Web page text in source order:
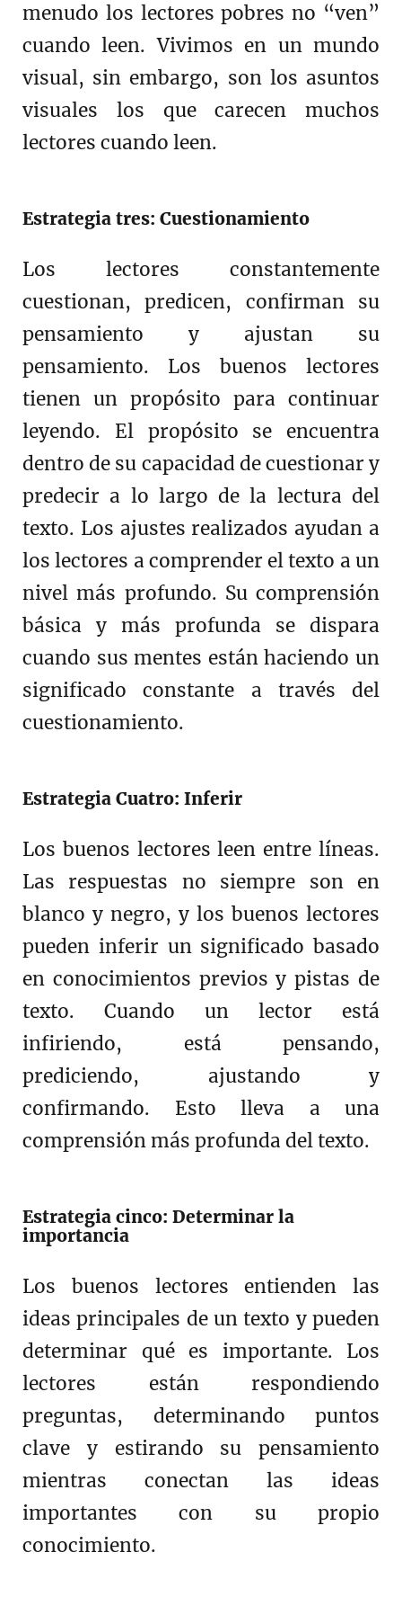
menudo los lectores pobres no “ven”
cuando leen. Vivimos en un mundo
visual, sin embargo, son los asuntos
visuales los que carecen muchos
lectores cuando leen.
Estrategia tres: Cuestionamiento
Los lectores constantemente
cuestionan, predicen, confirman su
pensamiento y ajustan su
pensamiento. Los buenos lectores
tienen un propósito para continuar
leyendo. El propósito se encuentra
dentro de su capacidad de cuestionar y
predecir a lo largo de la lectura del
texto. Los ajustes realizados ayudan a
los lectores a comprender el texto a un
nivel más profundo. Su comprensión
básica y más profunda se dispara
cuando sus mentes están haciendo un
significado constante a través del
cuestionamiento.
Estrategia Cuatro: Inferir
Los buenos lectores leen entre líneas.
Las respuestas no siempre son en
blanco y negro, y los buenos lectores
pueden inferir un significado basado
en conocimientos previos y pistas de
texto. Cuando un lector está
infiriendo, está pensando,
prediciendo, ajustando y
confirmando. Esto lleva a una
comprensión más profunda del texto.
Estrategia cinco: Determinar la
importancia
Los buenos lectores entienden las
ideas principales de un texto y pueden
determinar qué es importante. Los
lectores están respondiendo
preguntas, determinando puntos
clave y estirando su pensamiento
mientras conectan las ideas
importantes con su propio
conocimiento.